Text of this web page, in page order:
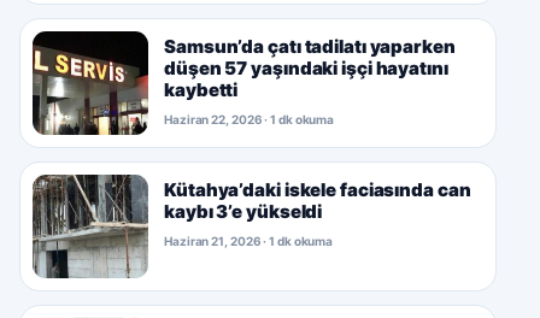
Samsun’da çatı tadilatı yaparken
düşen 57 yaşındaki işçi hayatını
kaybetti
Haziran 22, 2026 · 1 dk okuma
Kütahya’daki iskele faciasında can
kaybı 3’e yükseldi
Haziran 21, 2026 · 1 dk okuma